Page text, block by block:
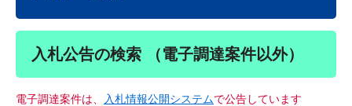
入札公告の検索 （電子調達案件以外）
電子調達案件は、 入札情報公開システムで公告しています